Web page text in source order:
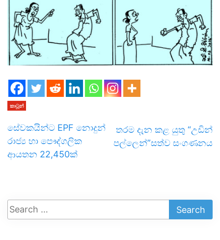
කාටූන්
සේවකයින්ට EPF නොදුන්
රාජ්‍ය හා පෞද්ගලික
ආයතන 22,450ක්
තරම දැන කළ යුතු “උඩින්
පල්ලෙන්”සත්ව සංගණනය